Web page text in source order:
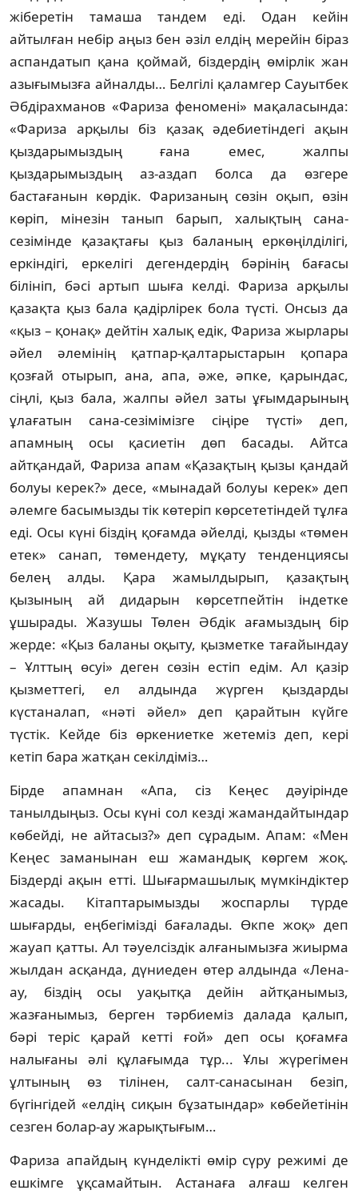
жіберетін тамаша тандем еді. Одан кейін
айтылған не­бір аңыз бен әзіл елдің мерейін біраз
аспан­датып қана қоймай, біздердің өмірлік жан
азығымызға айналды… Белгілі қаламгер Сауытбек
Әбдірахманов «Фариза феномені» мақаласында:
«Фариза арқылы біз қазақ әдебиетіндегі ақын
қыздарымыздың ғана емес, жалпы
қыздарымыздың аз-аздап болса да өзгере
бастағанын көрдік. Фаризаның сөзін оқып, өзін
көріп, мінезін танып барып, халықтың сана-
сезімінде қазақтағы қыз баланың еркөңілділігі,
еркіндігі, еркелігі дегендердің бәрінің бағасы
білініп, бәсі артып шыға келді. Фариза арқылы
қазақта қыз бала қадірлірек бола түсті. Онсыз да
«қыз – қонақ» дейтін халық едік, Фариза жыр­лары
әйел әлемінің қатпар-қалтарыс­тарын қопара
қозғай отырып, ана, апа, әже, әпке, қарындас,
сіңлі, қыз бала, жалпы әйел заты ұғымдарының
ұлағатын сана-сезімі­мізге сіңіре түсті» деп,
апамның осы қасиетін дөп басады. Айтса
айтқандай, Фариза апам «Қазақтың қызы қандай
болуы керек?» десе, «мы­надай болуы керек» деп
әлемге басымыз­ды тік көтеріп көрсететіндей тұлға
еді. Осы күні біздің қоғамда әйелді, қызды «төмен
етек» санап, төмендету, мұқату тенденциясы
белең алды. Қара жамылдырып, қазақтың
қызының ай дидарын көрсетпейтін індетке
ұшырады. Жазушы Төлен Әбдік ағамыздың бір
жерде: «Қыз баланы оқыту, қызметке тағайындау
– Ұлттың өсуі» деген сөзін естіп едім. Ал қазір
қызметтегі, ел алдында жүрген қыздарды
күстаналап, «нәті әйел» деп қарай­тын күйге
түстік. Кейде біз өркениетке же­те­міз деп, кері
кетіп бара жатқан секіл­діміз…
Бірде апамнан «Апа, сіз Кеңес дәуірінде
танылдыңыз. Осы күні сол кезді жа­ман­дайтындар
көбейді, не айтасыз?» деп сұрадым. Апам: «Мен
Кеңес заманынан еш жамандық көргем жоқ.
Біздерді ақын етті. Шығармашылық мүмкіндіктер
жасады. Кітаптарымызды жоспарлы түрде
шығарды, еңбегімізді бағалады. Өкпе жоқ» деп
жауап қатты. Ал тәуелсіздік алғанымызға жиырма
жылдан асқанда, дүниеден өтер алдында «Лена-
ау, біздің осы уақытқа дейін айтқаны­мыз,
жазғанымыз, берген тәрбиеміз далада қалып,
бәрі теріс қарай кетті ғой» деп осы қоғамға
налығаны әлі құлағымда тұр... Ұлы жүре­гімен
ұлтының өз тілінен, салт-санасы­нан безіп,
бүгінгідей «елдің сиқын бұзатын­дар» көбейетінін
сезген болар-ау жарық­ты­ғым…
Фариза апайдың күнделікті өмір сүру ре­жимі де
ешкімге ұқсамайтын. Астанаға ал­ғаш келген